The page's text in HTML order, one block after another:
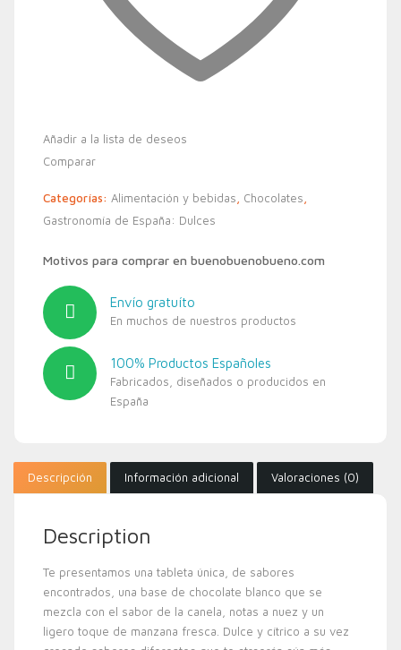
Añadir a la lista de deseos
Comparar
Categorías: Alimentación y bebidas Chocolates
Gastronomía de España: Dulces
Motivos para comprar en buenobuenobueno.com
Envío gratuíto
En muchos de nuestros productos
100% Productos Españoles
Fabricados, diseñados o producidos en
España
Descripción Información adicional Valoraciones (0)
Description
Te presentamos una tableta única, de sabores
encontrados, una base de chocolate blanco que se
mezcla con el sabor de la canela, notas a nuez y un
ligero toque de manzana fresca. Dulce y cítrico a su vez